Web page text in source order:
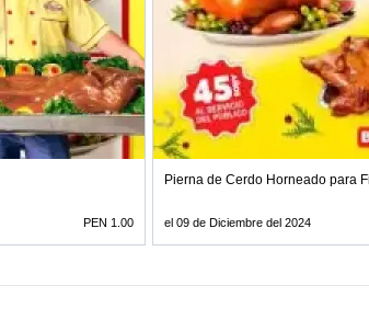
PEN 1.00
Pierna de Cerdo Horneado para
el 09 de Diciembre del 2024